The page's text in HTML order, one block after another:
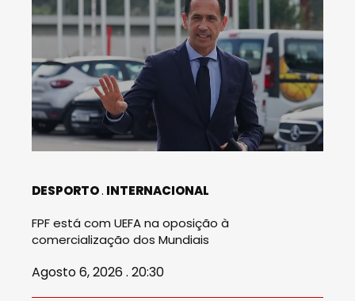
DESPORTO INTERNACIONAL
FPF está com UEFA na oposição à
comercialização dos Mundiais
Agosto 6, 2026 . 20:30